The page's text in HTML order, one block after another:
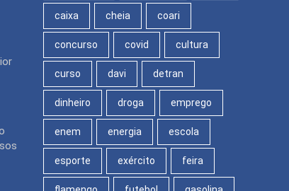
caixa cheia coari
concurso covid cultura
curso davi detran
dinheiro droga emprego
enem energia escola
esporte exército feira